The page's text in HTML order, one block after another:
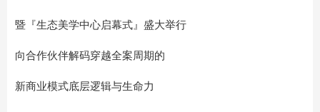
暨『生态美学中心启幕式』盛大举行
向合作伙伴解码穿越全案周期的
新商业模式底层逻辑与生命力